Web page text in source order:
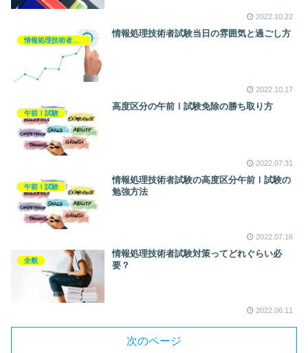
2022.10.22
情報処理技術者試験当日の雰囲気と過ごし方
2022.10.17
午前Ⅰ試験
高度区分の午前Ⅰ試験免除の勝ち取り方
2022.07.31
午前Ⅰ試験
情報処理技術者試験の高度区分午前Ⅰ試験の
勉強方法
2022.07.16
全般
情報処理技術者試験対策ってどれぐらい必
要？
2022.06.11
次のページ